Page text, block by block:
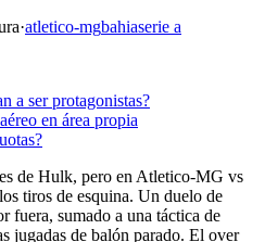
·atletico-mgbahiaserie a
a ser protagonistas?
en área propia
de Hulk, pero en Atletico-MG vs
tiros de esquina. Un duelo de
fuera, sumado a una táctica de
jugadas de balón parado. El over